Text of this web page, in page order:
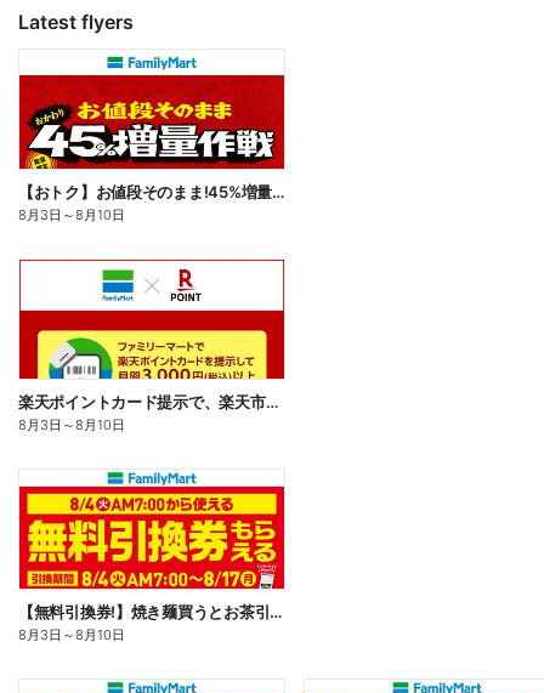
Latest flyers
【おトク】お値段そのまま!45%増量作戦!
8月3日 ～8月10日
楽天ポイントカード提示で、楽天市場でのお買い物がおトクに!
8月3日 ～8月10日
【無料引換券!】焼き麺買うとお茶引換券貰える!
8月3日 ～8月10日